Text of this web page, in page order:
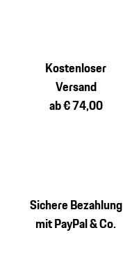
Kostenloser
Versand
ab € 74,00
Sichere Bezahlung
mit PayPal & Co.